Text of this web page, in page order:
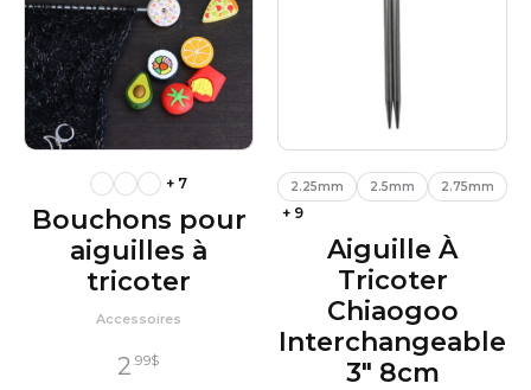
+ 7
Bouchons pour
aiguilles à
tricoter
Accessoires
2 .99$
2.25mm 2.5mm 2.75mm
+ 9
Aiguille À
Tricoter
Chiaogoo
Interchangeable
3″ 8cm